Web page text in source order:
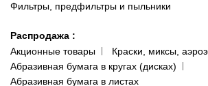
Фильтры, предфильтры и пыльники
Распродажа :
Акционные товары
Краски, миксы,
Абразивная бумага в кругах (дисках)
Абразивная бумага в листах